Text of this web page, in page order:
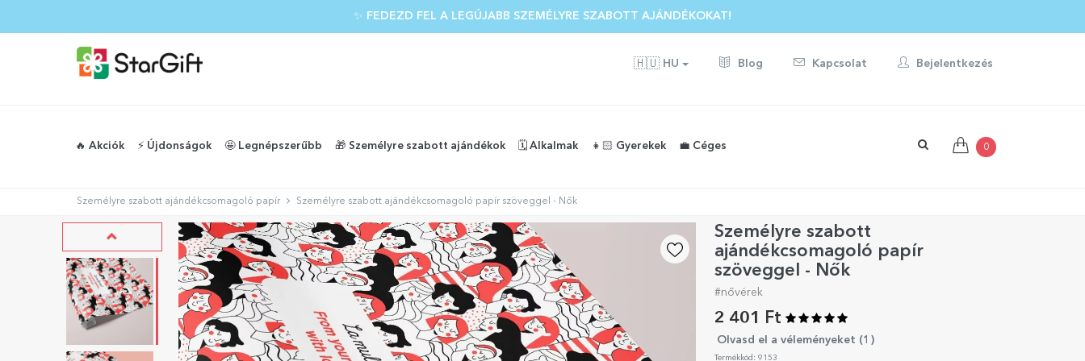
✨ FEDEZD FEL A LEGÚJABB SZEMÉLYRE SZABOTT AJÁNDÉKOKAT!
🇭🇺 HU Blog Kapcsolat Bejelentkezés
🔥 Akciók ⚡️ Újdonságok 🤩 Legnépszerűbb 🎁 Személyre szabott ajándékok 🗓️ Alkalmak 👧🏻 Gyerekek 💼 Céges 0
Személyre szabott ajándékcsomagoló papír Személyre szabott ajándékcsomagoló papír szöveggel - Nők
Személyre szabott
ajándékcsomagoló papír
szöveggel - Nők
#nővérek
2 401 Ft
Olvasd el a véleményeket (1 )
Termékkód: 9153